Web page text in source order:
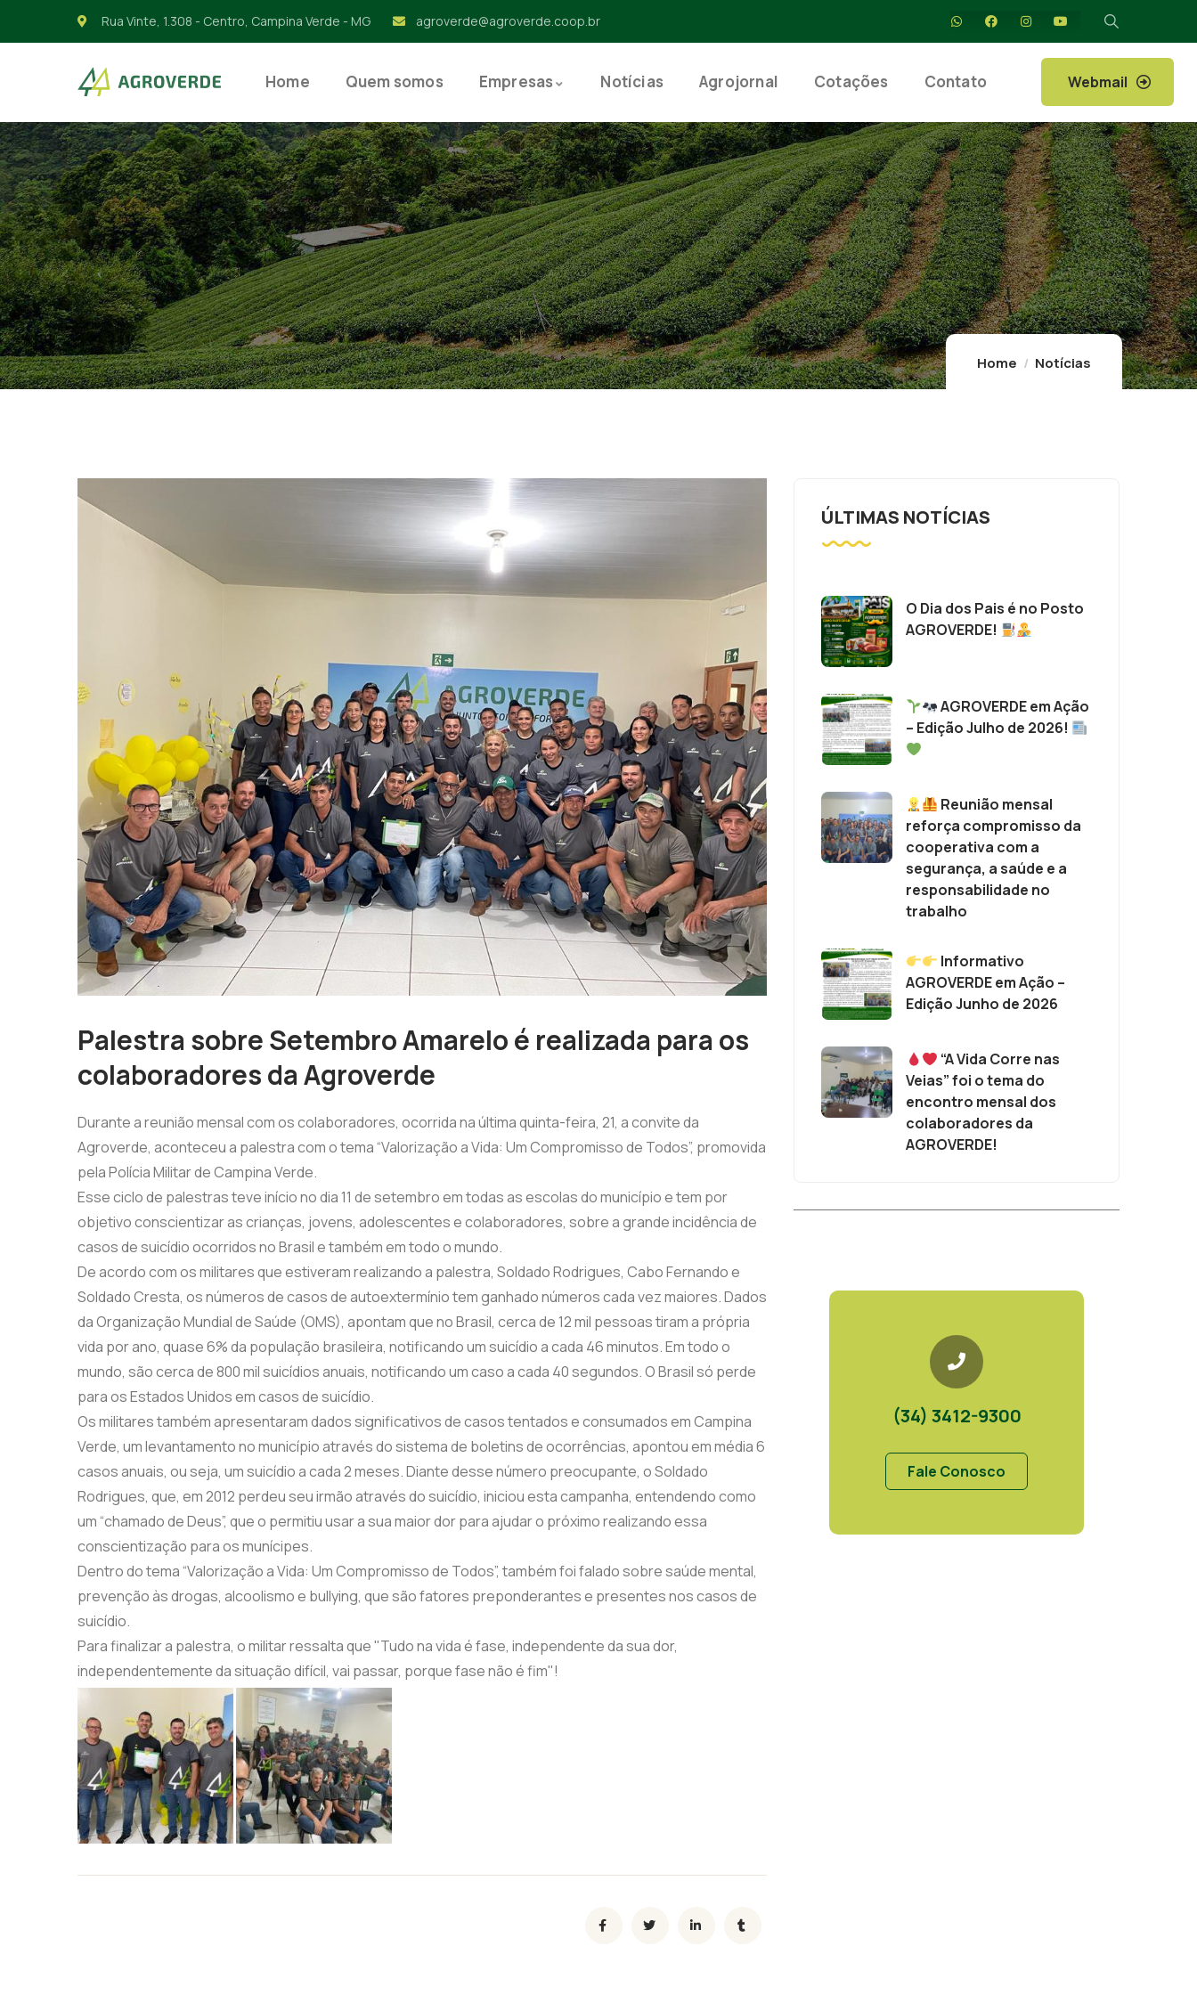
Rua Vinte, 1.308 - Centro, Campina Verde - MG agroverde@agroverde.coop.br
Home Quem somos Empresas Notícias Agrojornal Cotações Contato Webmail
Home Notícias
Palestra sobre Setembro Amarelo é realizada para os
colaboradores da Agroverde
Durante a reunião mensal com os colaboradores, ocorrida na última quinta-feira, 21, a convite da
Agroverde, aconteceu a palestra com o tema “Valorização a Vida: Um Compromisso de Todos”, promovida
pela Polícia Militar de Campina Verde.
Esse ciclo de palestras teve início no dia 11 de setembro em todas as escolas do município e tem por
objetivo conscientizar as crianças, jovens, adolescentes e colaboradores, sobre a grande incidência de
casos de suicídio ocorridos no Brasil e também em todo o mundo.
De acordo com os militares que estiveram realizando a palestra, Soldado Rodrigues, Cabo Fernando e
Soldado Cresta, os números de casos de autoextermínio tem ganhado números cada vez maiores. Dados
da Organização Mundial de Saúde (OMS), apontam que no Brasil, cerca de 12 mil pessoas tiram a própria
vida por ano, quase 6% da população brasileira, notificando um suicídio a cada 46 minutos. Em todo o
mundo, são cerca de 800 mil suicídios anuais, notificando um caso a cada 40 segundos. O Brasil só perde
para os Estados Unidos em casos de suicídio.
Os militares também apresentaram dados significativos de casos tentados e consumados em Campina
Verde, um levantamento no município através do sistema de boletins de ocorrências, apontou em média 6
casos anuais, ou seja, um suicídio a cada 2 meses. Diante desse número preocupante, o Soldado
Rodrigues, que, em 2012 perdeu seu irmão através do suicídio, iniciou esta campanha, entendendo como
um “chamado de Deus”, que o permitiu usar a sua maior dor para ajudar o próximo realizando essa
conscientização para os munícipes.
Dentro do tema “Valorização a Vida: Um Compromisso de Todos”, também foi falado sobre saúde mental,
prevenção às drogas, alcoolismo e bullying, que são fatores preponderantes e presentes nos casos de
suicídio.
Para finalizar a palestra, o militar ressalta que "Tudo na vida é fase, independente da sua dor,
independentemente da situação difícil, vai passar, porque fase não é fim"!
ÚLTIMAS NOTÍCIAS
O Dia dos Pais é no Posto
AGROVERDE!
AGROVERDE em Ação
– Edição Julho de 2026!
Reunião mensal
reforça compromisso da
cooperativa com a
segurança, a saúde e a
responsabilidade no
trabalho
Informativo
AGROVERDE em Ação –
Edição Junho de 2026
“A Vida Corre nas
Veias” foi o tema do
encontro mensal dos
colaboradores da
AGROVERDE!
(34) 3412-9300
Fale Conosco